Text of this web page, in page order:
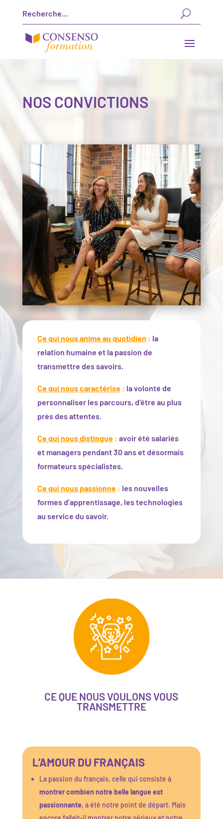
NOS CONVICTIONS
Ce qui nous anime au quotidien : la
relation humaine et la passion de
transmettre des savoirs.
Ce qui nous caractérise: la volonté de
personnaliser les parcours, d’être au plus
près des attentes.
Ce qui nous distingue: avoir été salariés
et managers pendant 30 ans et désormais
formateurs spécialistes.
Ce qui nous passionne: les nouvelles
formes d’apprentissage, les technologies
au service du savoir.
CE QUE NOUS VOULONS VOUS
TRANSMETTRE
L’AMOUR DU FRANÇAIS
La passion du français, celle qui consiste à
montrer combien notre belle langue est
passionnante, a été notre point de départ. Mais